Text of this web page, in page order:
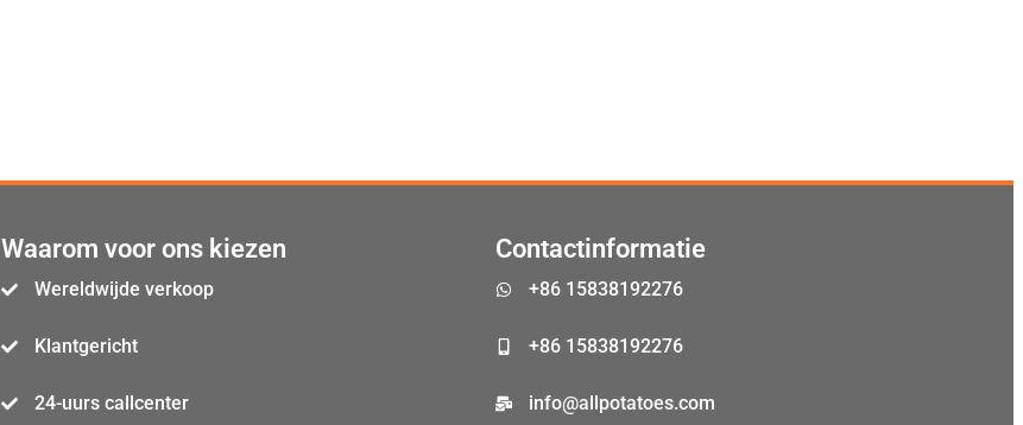
Waarom voor ons kiezen
Wereldwijde verkoop
Klantgericht
24-uurs callcenter
Contactinformatie
+86 15838192276
+86 15838192276
info@allpotatoes.com
Japanese